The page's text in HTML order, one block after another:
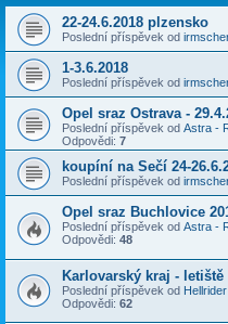
22-24.6.2018 plzensko
Poslední příspěvek od
1-3.6.2018
Poslední příspěvek od
Opel sraz Ostrava -
Poslední příspěvek od Astra -
Odpovědi: 7
koupíní na Sečí 24-
Poslední příspěvek od
Opel sraz Buchlovice
Poslední příspěvek od Astra -
Odpovědi: 48
Karlovarský kraj -
Poslední příspěvek od Hellrider
Odpovědi: 62